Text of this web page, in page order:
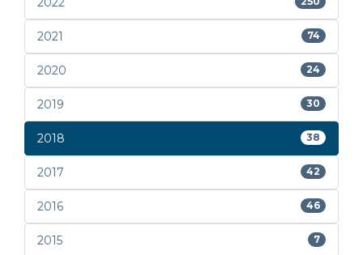
2021 74
2020 24
2019 30
2018 38
2017 42
2016 46
2015 7